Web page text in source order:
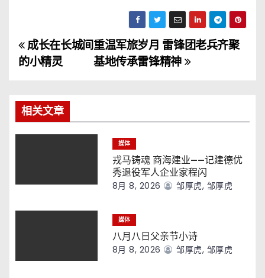
文
章
导
航
重温军旅岁月 雷锋团老兵齐聚
基地传承雷锋精神
成长在长城间
的小精灵
相关文章
媒体
戎马铸魂 商海建业——记建德优
秀退役军人企业家程闪
8月 8, 2026 邹厚虎, 邹厚虎
媒体
八月八日父亲节小诗
8月 8, 2026 邹厚虎, 邹厚虎